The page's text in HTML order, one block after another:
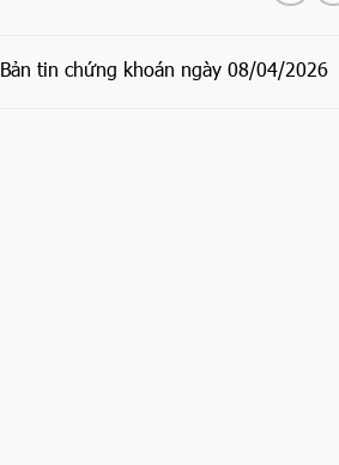
tin chứng khoán ngày 08/04/2026